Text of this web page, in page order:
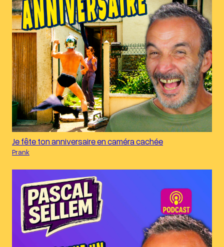
Je fête ton anniversaire en caméra cachée
Prank